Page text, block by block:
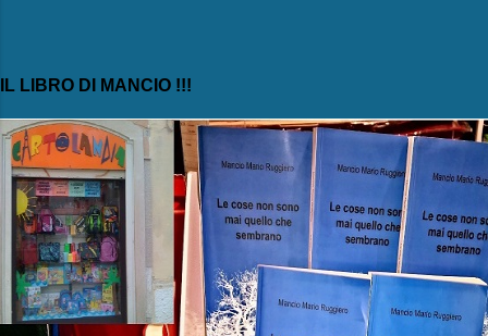
IL LIBRO DI MANCIO !!!